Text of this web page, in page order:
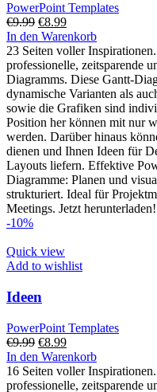
PowerPoint Templates
€9.99 Ursprünglicher
Preis
war:
€9.99
€8.99Aktueller
Preis
ist:
€8.99.
In den Warenkorb
23 Seiten voller
professionelle, zeitsparende
Diagramms. Diese Gantt-
dynamische Varianten als
sowie die Grafiken sind
Position her können mit nur
werden. Darüber hinaus
dienen und Ihnen Ideen für
Layouts liefern. Effektive
Diagramme: Planen und
strukturiert. Ideal für
Meetings. Jetzt herunterladen!
-10%
Quick view
Add to wishlist
Ideen
PowerPoint Templates
€9.99 Ursprünglicher
Preis
war:
€9.99
€8.99Aktueller
Preis
ist:
€8.99.
In den Warenkorb
16 Seiten voller
professionelle, zeitsparende